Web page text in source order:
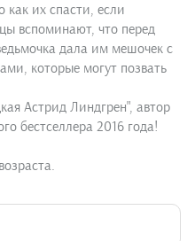
как их спасти, если
вспоминают, что перед
дала им мешочек с
которые могут позвать
Астрид Линдгрен", автор
бестселлера 2016 года!